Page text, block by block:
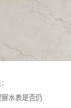
水表是否仍